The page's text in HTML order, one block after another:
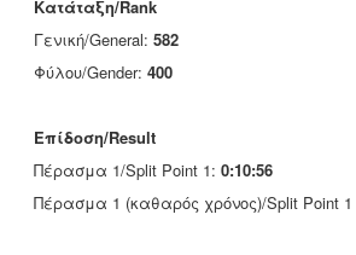
Κατάταξη/Rank
Γενική/General: 582
Φύλου/Gender: 400
Επίδοση/Result
Πέρασμα 1/Split Point 1: 0:10:56
Πέρασμα 1 (καθαρός χρόνος)/Split Point 1